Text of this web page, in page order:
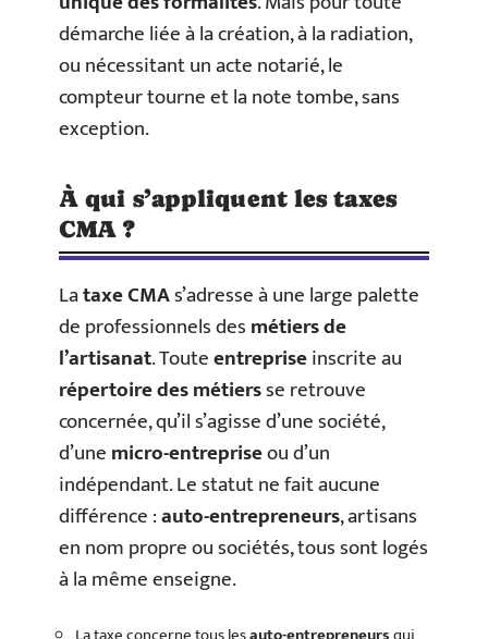
démarche liée à la création, à la radiation,
ou nécessitant un acte notarié, le
compteur tourne et la note tombe, sans
exception.
À qui s’appliquent les taxes
CMA ?
Lataxe CMAs’adresse à une large palette
de professionnels desmétiers de
l’artisanat. Touteentrepriseinscrite au
répertoire des métiersse retrouve
concernée, qu’il s’agisse d’une société,
d’unemicro-entrepriseou d’un
indépendant. Le statut ne fait aucune
différence :auto-entrepreneurs, artisans
en nom propre ou sociétés, tous sont logés
à la même enseigne.